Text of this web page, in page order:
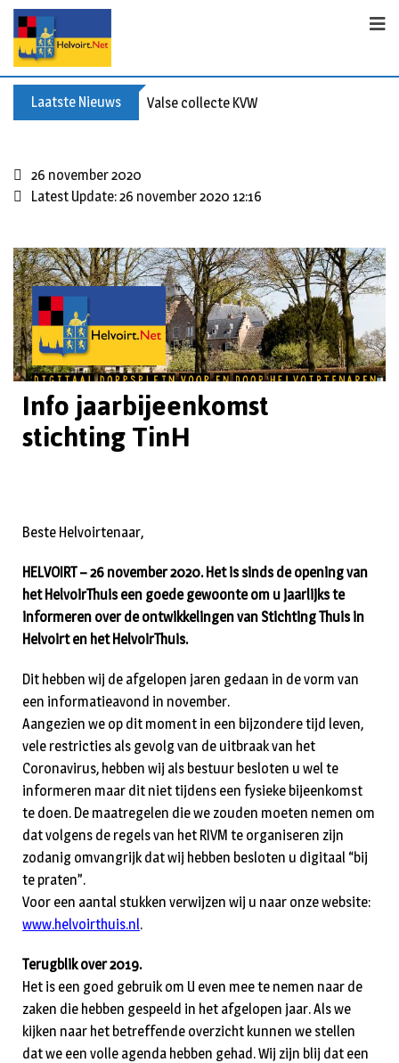
Laatste Nieuws Valse collecte KVW
26 november 2020
Latest Update: 26 november 2020 12:16
Info jaarbijeenkomst
stichting TinH
Beste Helvoirtenaar,
HELVOIRT – 26 november 2020. Het is sinds de opening van
het HelvoirThuis een goede gewoonte om u jaarlijks te
informeren over de ontwikkelingen van Stichting Thuis in
Helvoirt en het HelvoirThuis.
Dit hebben wij de afgelopen jaren gedaan in de vorm van
een informatieavond in november.
Aangezien we op dit moment in een bijzondere tijd leven,
vele restricties als gevolg van de uitbraak van het
Coronavirus, hebben wij als bestuur besloten u wel te
informeren maar dit niet tijdens een fysieke bijeenkomst
te doen. De maatregelen die we zouden moeten nemen om
dat volgens de regels van het RIVM te organiseren zijn
zodanig omvangrijk dat wij hebben besloten u digitaal “bij
te praten”.
Voor een aantal stukken verwijzen wij u naar onze website:
www.helvoirthuis.nl.
Terugblik over 2019.
Het is een goed gebruik om U even mee te nemen naar de
zaken die hebben gespeeld in het afgelopen jaar. Als we
kijken naar het betreffende overzicht kunnen we stellen
dat we een volle agenda hebben gehad. Wij zijn blij dat een